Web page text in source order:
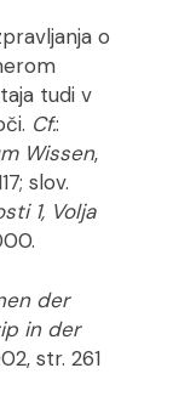
o
tudi v
Cf.:
Wissen,
slov.
1, Volja
der
in der
str. 261